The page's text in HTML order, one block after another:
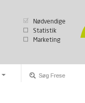
Nødvendige
Statistik
Marketing